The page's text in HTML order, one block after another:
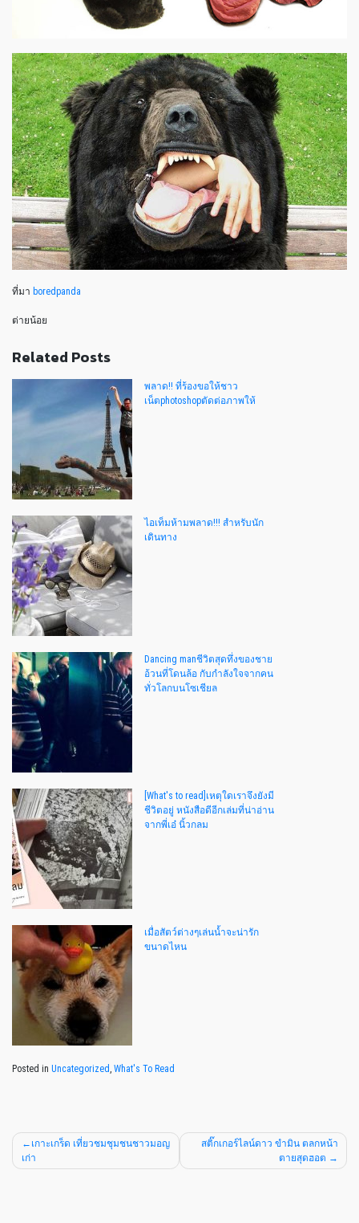
ที่มา boredpanda
ต่ายน้อย
Related Posts
พลาด!! ที่ร้องขอให้ชาว
เน็ตphotoshopตัดต่อภาพให้
ไอเท็มห้ามพลาด!!! สำหรับนัก
เดินทาง
Dancing manชีวิตสุดทึ่งของชาย
อ้วนที่โดนล้อ กับกำลังใจจากคน
ทั่วโลกบนโซเชียล
[What's to read]เหตุใดเราจึงยังมี
ชีวิตอยู่ หนังสือดีอีกเล่มที่น่าอ่าน
จากพี่เอ๋ นิ้วกลม
เมื่อสัตว์ต่างๆเล่นน้ำจะน่ารัก
ขนาดไหน
Posted in Uncategorized What's To Read
เกาะเกร็ด เที่ยวชมชุมชนชาวมอญ
เก่า
สติ๊กเกอร์ไลน์ดาว ขำมิน ตลกหน้า
ตายสุดฮอต